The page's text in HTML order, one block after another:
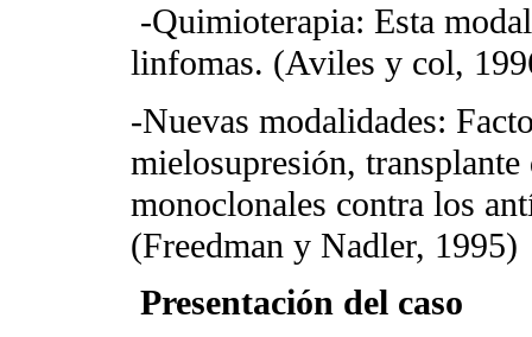
-Quimioterapia: Esta
linfomas. (Aviles y col,
-Nuevas modalidades:
mielosupresión,
monoclonales contra los
(Freedman y Nadler, 1995)
Presentación del caso